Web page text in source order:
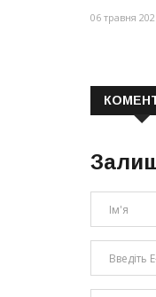
06 травня